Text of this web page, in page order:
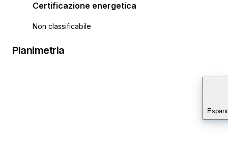
Certificazione energetica
Non classificabile
Planimetria